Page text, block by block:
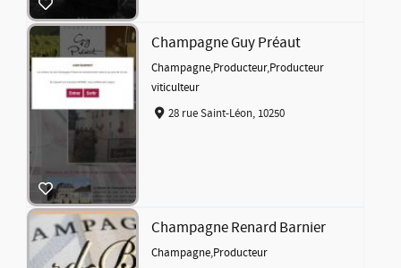
Champagne Guy Préaut
Champagne,Producteur,Producteur
viticulteur
28 rue Saint-Léon, 10250
Champagne Renard Barnier
Champagne,Producteur